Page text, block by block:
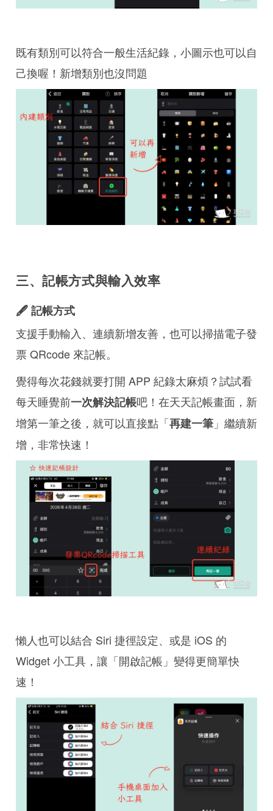
既有類別可以符合一般生活紀錄，小圖示也可以自
己換喔！新增類別也沒問題
三、記帳方式與輸入效率
🖋️ 記帳方式
支援手動輸入、連續新增友善，也可以掃描電子發
票 QRcode 來記帳。
覺得每次花錢就要打開 APP 紀錄太麻煩？試試看
每天睡覺前一次解決記帳吧！在天天記帳畫面，新
增第一筆之後，就可以直接點「再建一筆 」繼續新
增，非常快速！
懶人也可以結合 Siri 捷徑設定、或是 iOS 的
Widget 小工具，讓「開啟記帳」變得更簡單快
速！